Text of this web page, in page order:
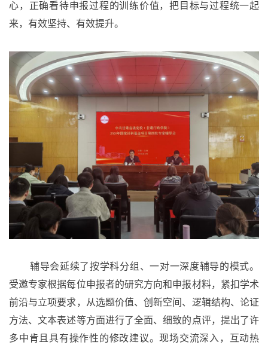
心，正确看待申报过程的训练价值， 把目标与过程统一起
来，有效坚持、有效提升。
辅导会延续了按学科分组、一对一深度辅导的模式。
受邀专家根据每位申报者的研究方向和申报材料，紧扣学术
前沿与立项要求，从选题价值、创新空间、逻辑结构、论证
方法、文本表述等方面进行了全面、细致的点评，提出了许
多中肯且具有操作性的修改建议。现场交流深入，互动热